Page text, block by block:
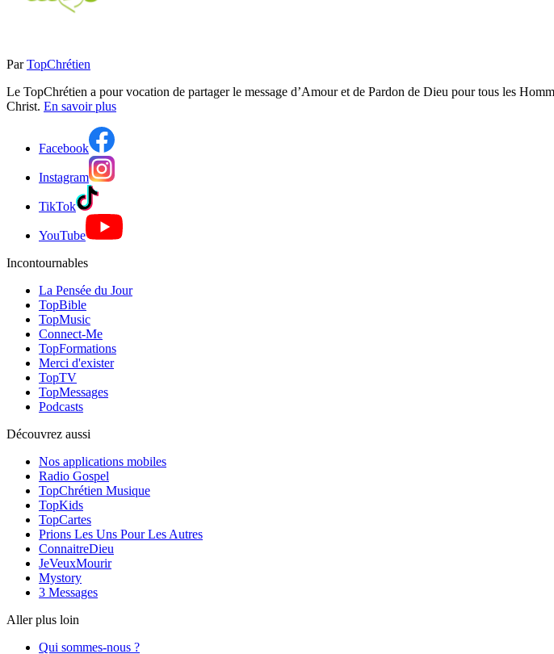
Par TopChrétien
Le TopChrétien a pour vocation de partager le message d’Amour et de Pardon de Dieu pour tous les
Christ. En savoir plus
Facebook
Instagram
TikTok
YouTube
Incontournables
La Pensée du Jour
TopBible
TopMusic
Connect-Me
TopFormations
Merci d'exister
TopTV
TopMessages
Podcasts
Découvrez aussi
Nos applications mobiles
Radio Gospel
TopChrétien Musique
TopKids
TopCartes
Prions Les Uns Pour Les Autres
ConnaitreDieu
JeVeuxMourir
Mystory
3 Messages
Aller plus loin
Qui sommes-nous ?